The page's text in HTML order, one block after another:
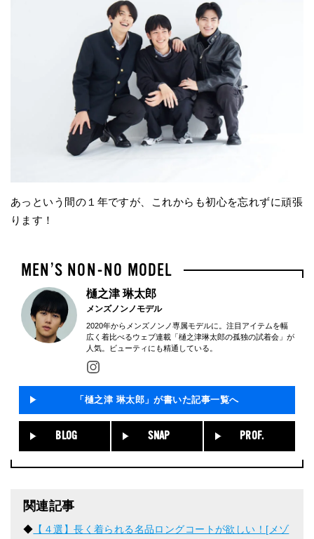
あっという間の１年ですが、これからも初心を忘れずに頑張
ります！
樋之津 琳太郎
メンズノンノモデル
2020年からメンズノンノ専属モデルに。注目アイテムを幅
広く着比べるウェブ連載「樋之津琳太郎の孤独の試着会」が
人気。ビューティにも精通している。
「樋之津 琳太郎」が書いた記事一覧へ
BLOG SNAP PROF.
関連記事
◆ 【４選】長く着られる名品ロングコートが欲しい！[メゾ